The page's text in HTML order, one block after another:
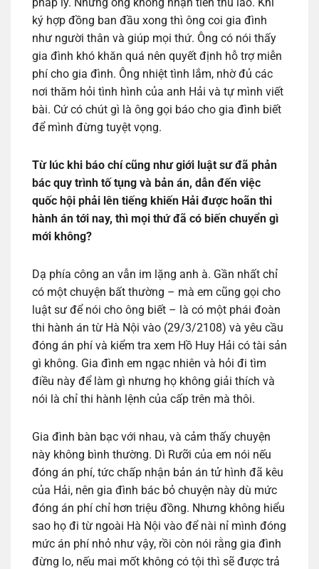
ký hợp đồng ban đầu xong thì ông coi gia đình
như người thân và giúp mọi thứ. Ông có nói thấy
gia đình khó khăn quá nên quyết định hỗ trợ miễn
phí cho gia đình. Ông nhiệt tình lắm, nhờ đủ các
nơi thăm hỏi tình hình của anh Hải và tự mình viết
bài. Cứ có chút gì là ông gọi báo cho gia đình biết
để mình đừng tuyệt vọng.
Từ lúc khi báo chí cũng như giới luật sư đã phản
bác quy trình tố tụng và bản án, dẫn đến việc
quốc hội phải lên tiếng khiến Hải được hoãn thi
hành án tới nay, thì mọi thứ đã có biến chuyển gì
mới không?
Dạ phía công an vẫn im lặng anh à. Gần nhất chỉ
có một chuyện bất thường – mà em cũng gọi cho
luật sư để nói cho ông biết – là có một phái đoàn
thi hành án từ Hà Nội vào (29/3/2108) và yêu cầu
đóng án phí và kiểm tra xem Hồ Huy Hải có tài sản
gì không. Gia đình em ngạc nhiên và hỏi đi tìm
điều này để làm gì nhưng họ không giải thích và
nói là chỉ thi hành lệnh của cấp trên mà thôi.
Gia đình bàn bạc với nhau, và cảm thấy chuyện
này không bình thường. Dì Rưỡi của em nói nếu
đóng án phí, tức chấp nhận bản án tử hình đã kêu
của Hải, nên gia đình bác bỏ chuyện này dù mức
đóng án phí chỉ hơn triệu đồng. Nhưng không hiểu
sao họ đi từ ngoài Hà Nội vào để nài nỉ mình đóng
mức án phí nhỏ như vậy, rồi còn nói rằng gia đình
đừng lo, nếu mai mốt không có tội thì sẽ được trả